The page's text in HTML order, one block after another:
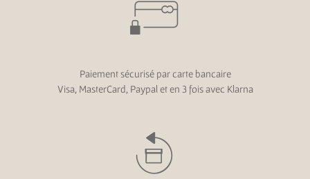
Paiement sécurisé par carte bancaire
Visa, MasterCard, Paypal et en 3 fois avec Klarna